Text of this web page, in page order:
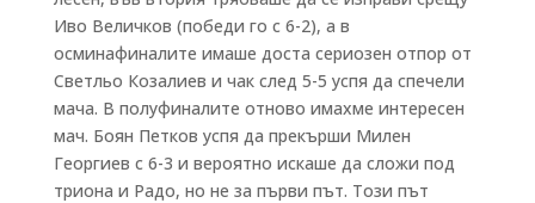
Иво Величков (победи го с 6-2), а в
осминафиналите имаше доста сериозен отпор от
Светльо Козалиев и чак след 5-5 успя да спечели
мача. В полуфиналите отново имахме интересен
мач. Боян Петков успя да прекърши Милен
Георгиев с 6-3 и вероятно искаше да сложи под
триона и Радо, но не за първи път. Този път